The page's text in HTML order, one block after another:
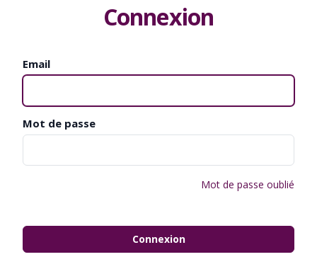
Connexion
Email
Mot de passe
Mot de passe oublié
Connexion